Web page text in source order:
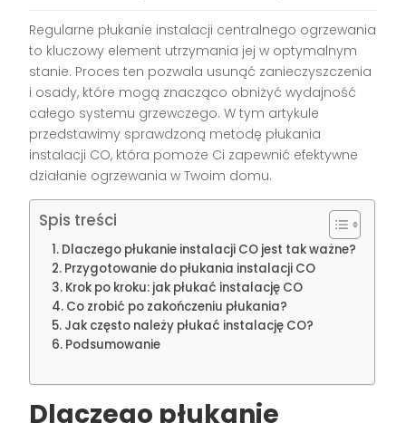
Regularne płukanie instalacji centralnego ogrzewania
to kluczowy element utrzymania jej w optymalnym
stanie. Proces ten pozwala usunąć zanieczyszczenia
i osady, które mogą znacząco obniżyć wydajność
całego systemu grzewczego. W tym artykule
przedstawimy sprawdzoną metodę płukania
instalacji CO, która pomoże Ci zapewnić efektywne
działanie ogrzewania w Twoim domu.
Spis treści
Dlaczego płukanie instalacji CO jest tak ważne?
Przygotowanie do płukania instalacji CO
Krok po kroku: jak płukać instalację CO
Co zrobić po zakończeniu płukania?
Jak często należy płukać instalację CO?
Podsumowanie
Dlaczego płukanie